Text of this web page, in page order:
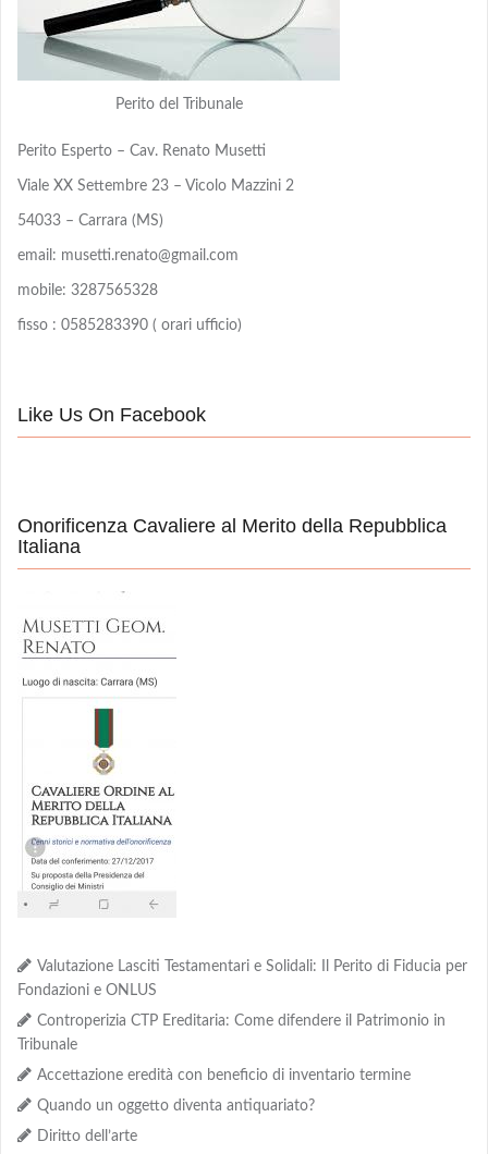
Perito del Tribunale
Perito Esperto – Cav. Renato Musetti
Viale XX Settembre 23 – Vicolo Mazzini 2
54033 – Carrara (MS)
email: musetti.renato@gmail.com
mobile: 3287565328
fisso : 0585283390 ( orari ufficio)
Like Us On Facebook
Onorificenza Cavaliere al Merito della Repubblica
Italiana
Valutazione Lasciti Testamentari e Solidali: Il Perito di Fiducia per
Fondazioni e ONLUS
Controperizia CTP Ereditaria: Come difendere il Patrimonio in
Tribunale
Accettazione eredità con beneficio di inventario termine
Quando un oggetto diventa antiquariato?
Diritto dell’arte